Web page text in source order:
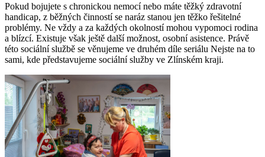
Pokud bojujete s chronickou nemocí nebo máte těžký zdravotní
handicap, z běžných činností se naráz stanou jen těžko řešitelné
problémy. Ne vždy a za každých okolností mohou vypomoci rodina
a blízcí. Existuje však ještě další možnost, osobní asistence. Právě
této sociální službě se věnujeme ve druhém díle seriálu Nejste na to
sami, kde představujeme sociální služby ve Zlínském kraji.